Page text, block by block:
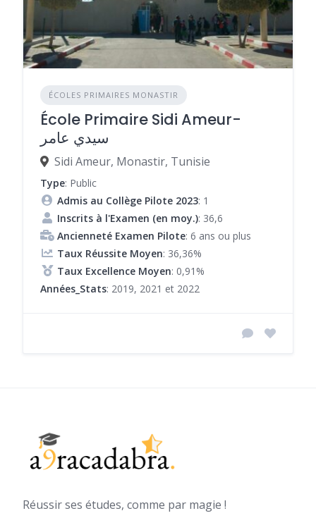
ÉCOLES PRIMAIRES MONASTIR
École Primaire Sidi Ameur-
سيدي عامر
Sidi Ameur, Monastir, Tunisie
Type: Public
Admis au Collège Pilote 2023: 1
Inscrits à l'Examen (en moy.): 36,6
Ancienneté Examen Pilote: 6 ans ou plus
Taux Réussite Moyen: 36,36%
Taux Excellence Moyen: 0,91%
Années_Stats: 2019, 2021 et 2022
Réussir ses études, comme par magie !